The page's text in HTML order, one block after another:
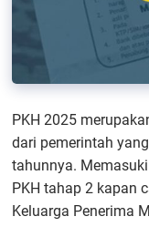
PKH 2025
dari pemerintah
tahunnya.
PKH tahap 2 kapan
Keluarga Penerima